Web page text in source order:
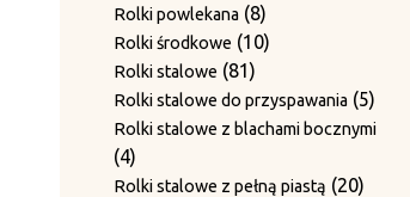
produktów
Rolki powlekana 88
produktów
Rolki środkowe 1010
Rolki stalowe 8181
produktów
Rolki stalowe do przyspawania 55
Rolki stalowe z blachami bocznymi
44
produkty
Rolki stalowe z pełną piastą 2020